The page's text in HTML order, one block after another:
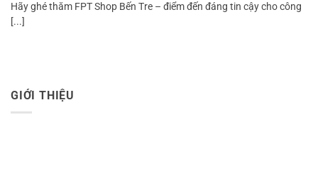
Hãy ghé thăm FPT Shop Bến Tre – điểm đến đáng tin cậy cho công
[...]
GIỚI THIỆU